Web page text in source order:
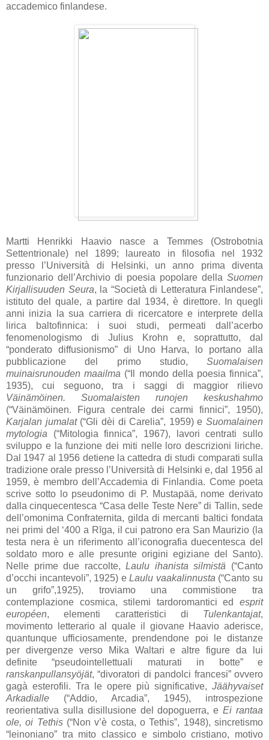
accademico finlandese.
Martti Henrikki Haavio nasce a Temmes (Ostrobotnia
Settentrionale) nel 1899; laureato in filosofia nel 1932
presso l’Università di Helsinki, un anno prima diventa
funzionario dell’Archivio di poesia popolare della Suomen
Kirjallisuuden Seura, la “Società di Letteratura Finlandese”,
istituto del quale, a partire dal 1934, è direttore. In quegli
anni inizia la sua carriera di ricercatore e interprete della
lirica baltofinnica: i suoi studi, permeati dall’acerbo
fenomenologismo di Julius Krohn e, soprattutto, dal
“ponderato diffusionismo” di Uno Harva, lo portano alla
pubblicazione del primo studio, Suomalaisen
muinaisrunouden maailma (“Il mondo della poesia finnica”,
1935), cui seguono, tra i saggi di maggior rilievo
Väinämöinen. Suomalaisten runojen keskushahmo
(“Väinämöinen. Figura centrale dei carmi finnici”, 1950),
Karjalan jumalat(“Gli dèi di Carelia”, 1959) e Suomalainen
mytologia (“Mitologia finnica”, 1967), lavori centrati sullo
sviluppo e la funzione dei miti nelle loro descrizioni liriche.
Dal 1947 al 1956 detiene la cattedra di studi comparati sulla
tradizione orale presso l’Università di Helsinki e, dal 1956 al
1959, è membro dell’Accademia di Finlandia. Come poeta
scrive sotto lo pseudonimo di P. Mustapää, nome derivato
dalla cinquecentesca “Casa delle Teste Nere” di Tallin, sede
dell’omonima Confraternita, gilda di mercanti baltici fondata
nei primi del ‘400 a Rīga, il cui patrono era San Maurizio (la
testa nera è un riferimento all’iconografia duecentesca del
soldato moro e alle presunte origini egiziane del Santo).
Nelle prime due raccolte,Laulu ihanista silmistä (“Canto
d’occhi incantevoli”, 1925) eLaulu vaakalinnusta (“Canto su
un grifo”,1925), troviamo una commistione tra
contemplazione cosmica, stilemi tardoromantici ed esprit
européen, elementi caratteristici di Tulenkantajat,
movimento letterario al quale il giovane Haavio aderisce,
quantunque ufficiosamente, prendendone poi le distanze
per divergenze verso Mika Waltari e altre figure da lui
definite “pseudointellettuali maturati in botte” e
ranskanpullansyöjät, “divoratori di pandolci francesi” ovvero
gagà esterofili. Tra le opere più significative, Jäähyvaiset
Arkadialle (“Addio, Arcadia”, 1945), introspezione
reorientativa sulla disillusione del dopoguerra, eEi rantaa
ole, oi Tethis (“Non v’è costa, o Tethis”, 1948), sincretismo
“leinoniano” tra mito classico e simbolo cristiano, motivo